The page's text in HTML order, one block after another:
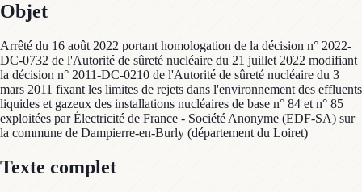
Objet
Arrêté du 16 août 2022 portant homologation de la décision n° 2022-
DC-0732 de l'Autorité de sûreté nucléaire du 21 juillet 2022 modifiant
la décision n° 2011-DC-0210 de l'Autorité de sûreté nucléaire du 3
mars 2011 fixant les limites de rejets dans l'environnement des effluents
liquides et gazeux des installations nucléaires de base n° 84 et n° 85
exploitées par Électricité de France - Société Anonyme (EDF-SA) sur
la commune de Dampierre-en-Burly (département du Loiret)
Texte complet